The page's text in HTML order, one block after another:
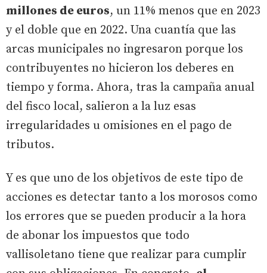
millones de euros, un 11% menos que en 2023
y el doble que en 2022. Una cuantía que las
arcas municipales no ingresaron porque los
contribuyentes no hicieron los deberes en
tiempo y forma. Ahora, tras la campaña anual
del fisco local, salieron a la luz esas
irregularidades u omisiones en el pago de
tributos.
Y es que uno de los objetivos de este tipo de
acciones es detectar tanto a los morosos como
los errores que se pueden producir a la hora
de abonar los impuestos que todo
vallisoletano tiene que realizar para cumplir